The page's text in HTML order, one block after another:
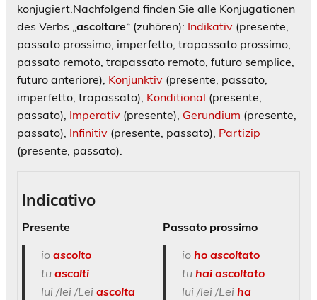
konjugiert. Nachfolgend finden Sie alle Konjugationen
des Verbs „ ascoltare“ (zuhören): Indikativ (presente,
passato prossimo, imperfetto, trapassato prossimo,
passato remoto, trapassato remoto, futuro semplice,
futuro anteriore), Konjunktiv (presente, passato,
imperfetto, trapassato), Konditional (presente,
passato), Imperativ (presente), Gerundium (presente,
passato), Infinitiv (presente, passato), Partizip
(presente, passato).
Indicativo
Presente
io ascolto
tu ascolti
lui /lei /Lei ascolta
Passato prossimo
io ho ascoltato
tu hai ascoltato
lui /lei /Lei ha